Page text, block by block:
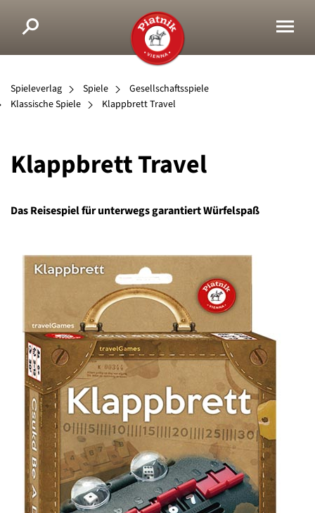
Spieleverlag Spiele
Gesellschaftsspiele
Klassische Spiele
Klappbrett Travel
Klappbrett Travel
Das Reisespiel für unterwegs garantiert Würfelspaß